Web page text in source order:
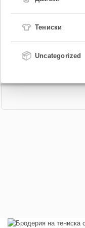
👕 Тениски
📦 Uncategorized